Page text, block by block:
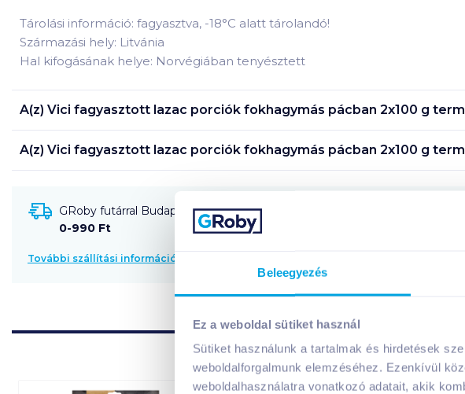
Beleegyezés
Ez a weboldal sütiket használ
Sütiket használunk a tartalmak és hirdetések
weboldalforgalmunk elemzéséhez. Ezenkívül
weboldalhasználatra vonatkozó adatait, akik
Tárolási információ: fagyasztva, -18°C alatt tárolandó!
Származási hely: Litvánia
Hal kifogásának helye: Norvégiában tenyésztett
A(z) Vici fagyasztott lazac porciók fokhagymás pácban 2x100 g
A(z) Vici fagyasztott lazac porciók fokhagymás pácban 2x100 g
GRoby futárral Budapestre és környékére szállítható
0-990 Ft
További szállítási információk